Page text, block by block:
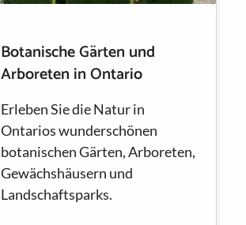
Botanische Gärten und
Arboreten in Ontario
Erleben Sie die Natur in
Ontarios wunderschönen
botanischen Gärten, Arboreten,
Gewächshäusern und
Landschaftsparks.